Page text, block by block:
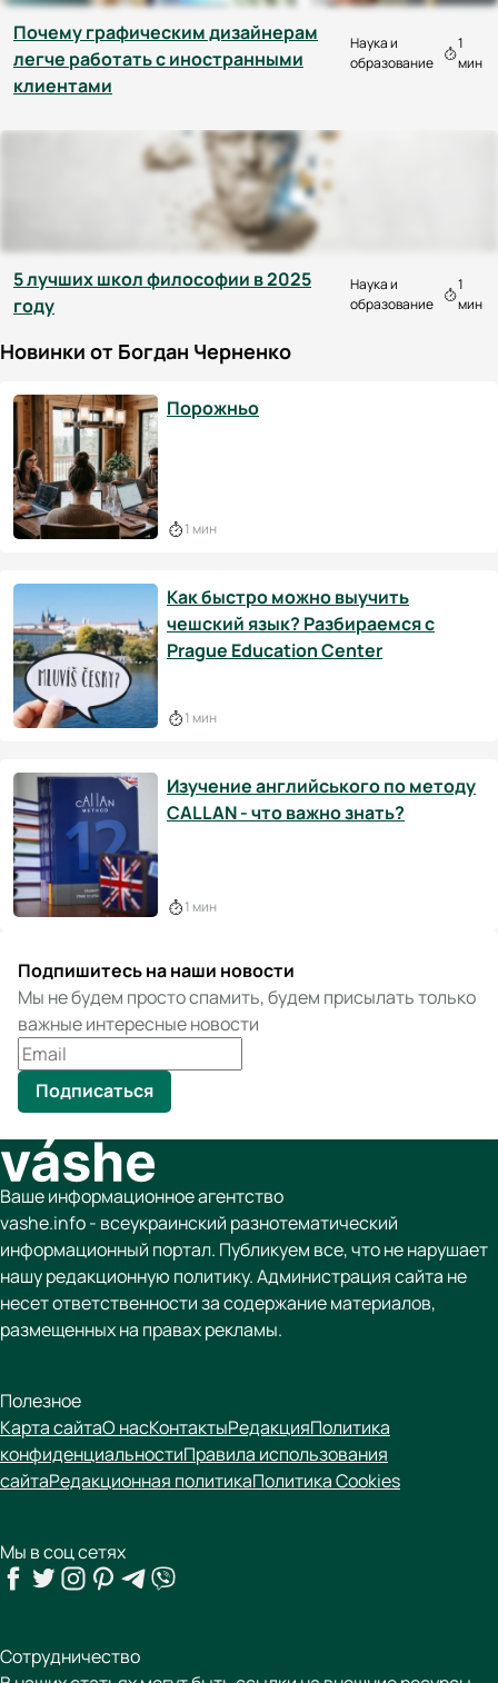
Почему графическим дизайнерам
легче работать с иностранными
клиентами
Наука и
образование
1
мин
5 лучших школ философии в 2025
году
Наука и
образование
1
мин
Новинки от Богдан Черненко
Порожньо
1 мин
Как быстро можно выучить
чешский язык? Разбираемся с
Prague Education Center
1 мин
Изучение английського по методу
CALLAN - что важно знать?
1 мин
Подпишитесь на наши новости
Мы не будем просто спамить, будем присылать только
важные интересные новости
Подписаться
Ваше информационное агентство
vashe.info - всеукраинский разнотематический
информационный портал. Публикуем все, что не нарушает
нашу редакционную политику. Администрация сайта не
несет ответственности за содержание материалов,
размещенных на правах рекламы.
Полезное
Карта сайтаО насКонтактыРедакцияПолитика
конфиденциальностиПравила использования
сайтаРедакционная политикаПолитика Cookies
Мы в соц сетях
Сотрудничество